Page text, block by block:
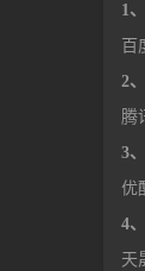
1
百
2
腾
3
优
4
天